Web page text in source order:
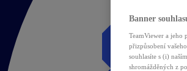
Banner
TeamViewer a jeho
přizpůsobení
souhlasíte s (i)
shromážděných z